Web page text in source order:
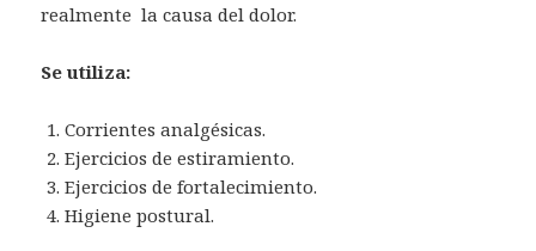
realmente la causa del dolor.
Se utiliza:
Corrientes analgésicas.
Ejercicios de estiramiento.
Ejercicios de fortalecimiento.
Higiene postural.